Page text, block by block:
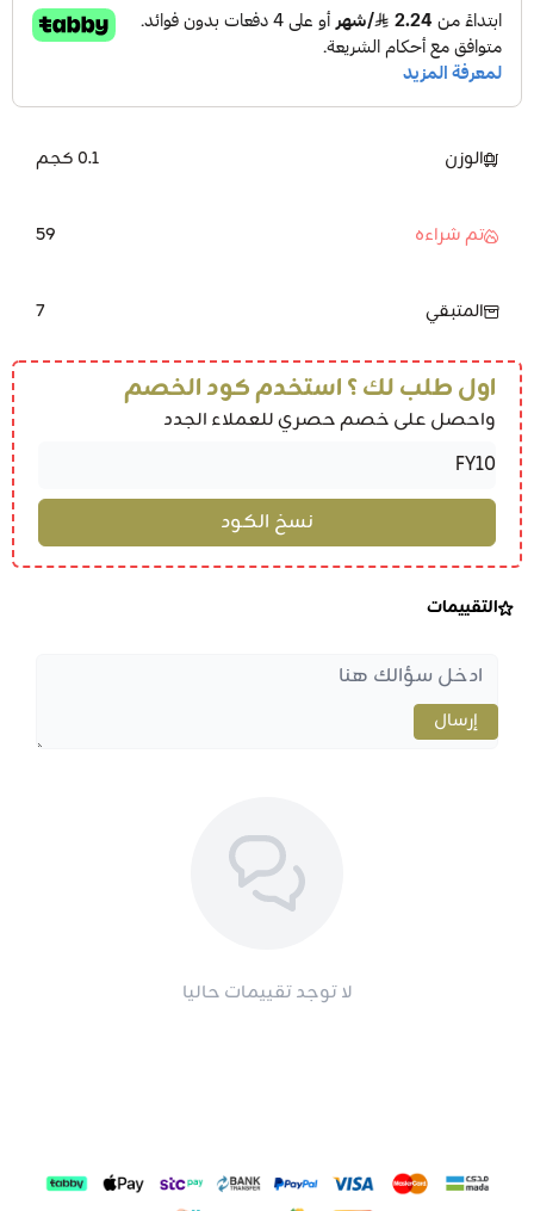
الوزن 0.1 كجم
تم شراءه 59
المتبقي 7
اول طلب لك ؟ استخدم كود الخصم
واحصل على خصم حصري للعملاء الجدد
التقييمات
إرسال
لا توجد تقييمات حاليا